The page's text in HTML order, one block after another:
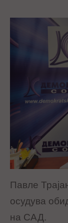
Павле
осудува
на САД.